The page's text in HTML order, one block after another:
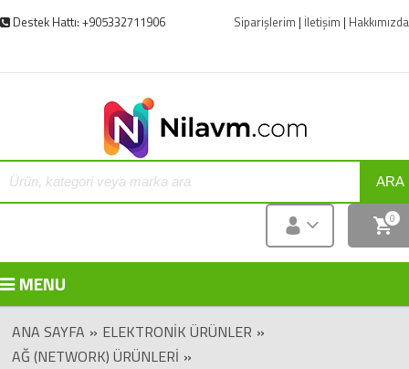
Destek Hattı: +905332711906 Siparişlerim | İletişim | Hakkımızda
ARA
0
MENU
ANA SAYFA » ELEKTRONIK ÜRÜNLER »
AĞ (NETWORK) ÜRÜNLERI »